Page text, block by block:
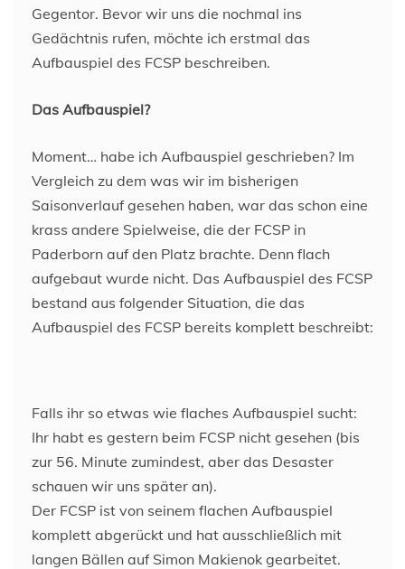
Gegentor. Bevor wir uns die nochmal ins
Gedächtnis rufen, möchte ich erstmal das
Aufbauspiel des FCSP beschreiben.
Das Aufbauspiel?
Moment… habe ich Aufbauspiel geschrieben? Im
Vergleich zu dem was wir im bisherigen
Saisonverlauf gesehen haben, war das schon eine
krass andere Spielweise, die der FCSP in
Paderborn auf den Platz brachte. Denn flach
aufgebaut wurde nicht. Das Aufbauspiel des FCSP
bestand aus folgender Situation, die das
Aufbauspiel des FCSP bereits komplett beschreibt:
Falls ihr so etwas wie flaches Aufbauspiel sucht:
Ihr habt es gestern beim FCSP nicht gesehen (bis
zur 56. Minute zumindest, aber das Desaster
schauen wir uns später an).
Der FCSP ist von seinem flachen Aufbauspiel
komplett abgerückt und hat ausschließlich mit
langen Bällen auf Simon Makienok gearbeitet.